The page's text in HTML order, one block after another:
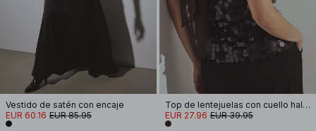
Vestido de satén con encaje
EUR 60.16 EUR 85.95
Top de lentejuelas con cuello halter
EUR 27.96 EUR 39.95